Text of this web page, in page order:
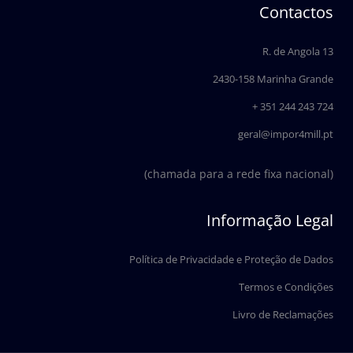
e
b
o
k
k
e
i
n
Contactos
R. de Angola 13
2430-158 Marinha Grande
+ 351 244 243 724
geral@impor4mill.pt
(chamada para a rede fixa nacional)
Informação Legal
Política de Privacidade e Proteção de Dados
Termos e Condições
Livro de Reclamações